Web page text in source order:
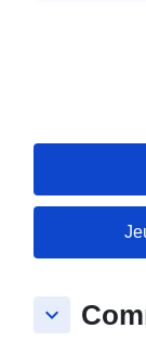
keyboard_arrow_down